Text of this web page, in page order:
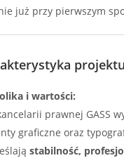
już przy pierwszym
projektu
i wartości:
prawnej GASS
graficzne oraz
stabilność,